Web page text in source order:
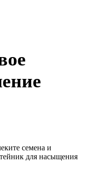
семена и
для насыщения